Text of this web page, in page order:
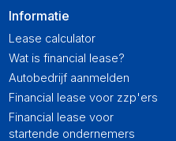
Informatie
Lease calculator
Wat is financial lease?
Autobedrijf aanmelden
Financial lease voor zzp'ers
Financial lease voor
startende ondernemers